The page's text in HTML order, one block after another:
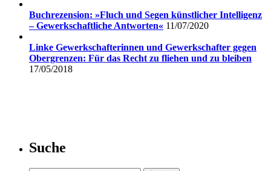
Buchrezension: »Fluch und Segen künstlicher Intelligenz
– Gewerkschaftliche Antworten« 11/07/2020
Linke Gewerkschafterinnen und Gewerkschafter gegen
Obergrenzen: Für das Recht zu fliehen und zu bleiben
17/05/2018
Suche